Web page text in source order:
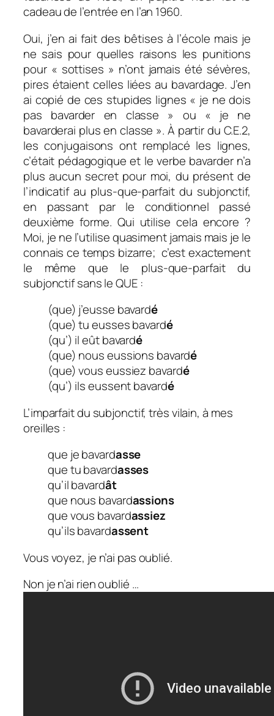
cadeau de l’entrée en l’an 1960.
Oui, j’en ai fait des bêtises à l’école mais je
ne sais pour quelles raisons les punitions
pour « sottises » n’ont jamais été sévères,
pires étaient celles liées au bavardage. J’en
ai copié de ces stupides lignes « je ne dois
pas bavarder en classe » ou « je ne
bavarderai plus en classe ». À partir du C.E.2,
les conjugaisons ont remplacé les lignes,
c’était pédagogique et le verbe bavarder n’a
plus aucun secret pour moi, du présent de
l’indicatif au plus-que-parfait du subjonctif,
en passant par le conditionnel passé
deuxième forme. Qui utilise cela encore ?
Moi, je ne l’utilise quasiment jamais mais je le
connais ce temps bizarre; c’est exactement
le même que le plus-que-parfait du
subjonctif sans le QUE :
(que) j’eusse bavardé
(que) tu eusses bavardé
(qu’) il eût bavardé
(que) nous eussions bavardé
(que) vous eussiez bavardé
(qu’) ils eussent bavardé
L’imparfait du subjonctif, très vilain, à mes
oreilles :
que je bavardasse
que tu bavardasses
qu’il bavardât
que nous bavardassions
que vous bavardassiez
qu’ils bavardassent
Vous voyez, je n’ai pas oublié.
Non je n’ai rien oublié …